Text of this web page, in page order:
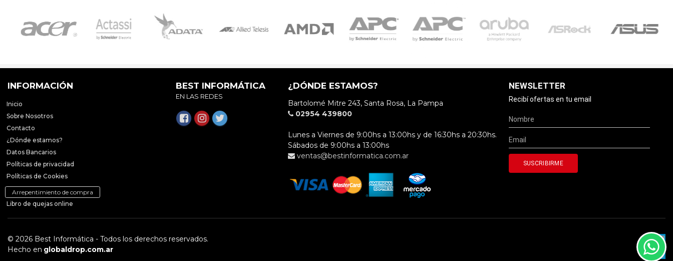
INFORMACIÓN
Inicio
Sobre Nosotros
Contacto
¿Dónde estamos?
Datos Bancarios
Políticas de privacidad
Políticas de Cookies
Arrepentimiento de compra
Libro de quejas online
BEST INFORMÁTICA
EN LAS REDES
¿DÓNDE ESTAMOS?
Bartolomé Mitre 243, Santa Rosa, La Pampa
02954 439800
Lunes a Viernes de 9:00hs a 13:00hs y de 16:30hs a 20:30hs.
Sábados de 9:00hs a 13:00hs
ventas@bestinformatica.com.ar
NEWSLETTER
Recibí ofertas en tu email
© 2026 Best Informática - Todos los derechos reservados.
Hecho en globaldrop.com.ar